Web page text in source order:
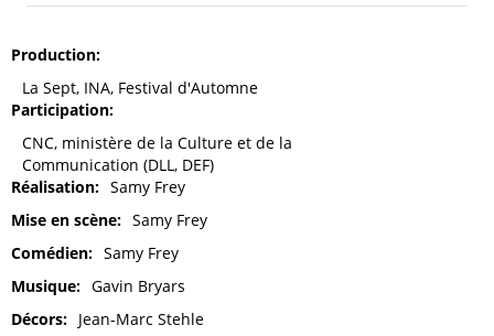
Production
La Sept, INA, Festival d'Automne
Participation
CNC, ministère de la Culture et de la
Communication (DLL, DEF)
Réalisation
Samy Frey
Mise en scène
Samy Frey
Comédien
Samy Frey
Musique
Gavin Bryars
Décors
Jean-Marc Stehle